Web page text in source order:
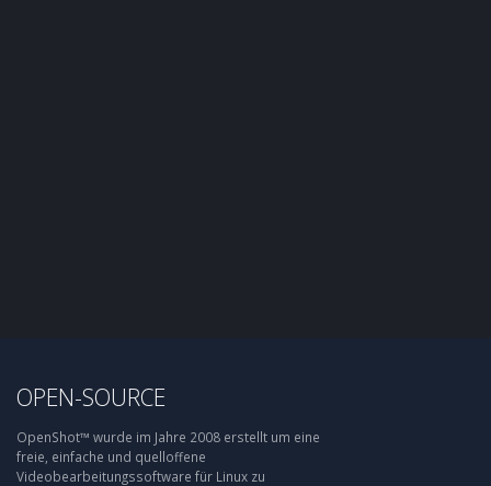
OPEN-SOURCE
OpenShot™ wurde im Jahre 2008 erstellt um eine
freie, einfache und quelloffene
Videobearbeitungssoftware für Linux zu